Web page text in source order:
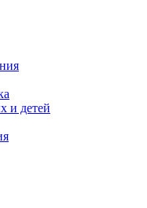
и детей